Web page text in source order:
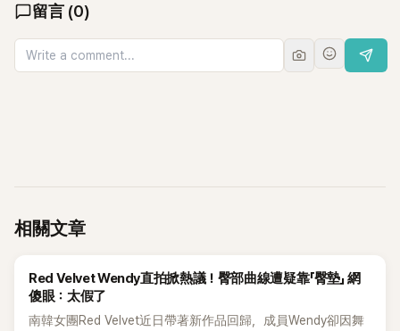
留言 (0)
相關文章
K-POP
Red Velvet Wendy直拍掀熱議！臀部曲線遭疑靠「臀墊」 網
傻眼：太假了
南韓女團Red Velvet近日帶著新作品回歸，成員Wendy卻因舞